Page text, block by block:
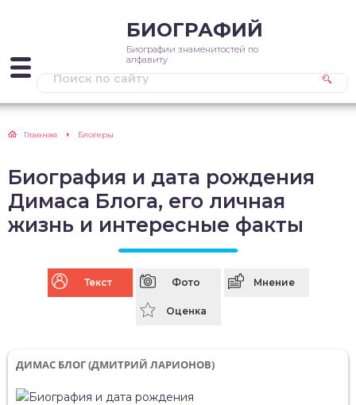
БИОГРАФИЙ
Биографии знаменитостей по
алфавиту
Главная Блогеры
Биография и дата рождения
Димаса Блога, его личная
жизнь и интересные факты
Текст Фото Мнение
Оценка
ДИМАС БЛОГ (ДМИТРИЙ ЛАРИОНОВ)